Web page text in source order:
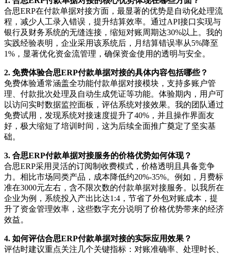
合思ERP在付款单据对接方面，最显著的优势是自动化处理流
程，减少人工录入错误，提升结算效率。通过API接口实现与
银行及财务系统的无缝连接，缩短对账周期达30%以上。我的
实践经验表明，企业采用该系统后，月结算错误率从5%降至
1%，显著优化资金流管理，确保资金使用的透明与安全。
2. 免费体验合思ERP付款单据对接的具体内容包括哪些？
免费体验通常涵盖全功能付款单据对接模块，支持多账户管
理、付款批次处理及自动生成凭证等功能。体验期内，用户可
以访问实时数据监控面板，评估系统对接效果。我的团队通过
免费试用，发现系统对接速度提升了40%，并且操作界面友
好，极大缩短了培训时间，这为后续全面推广奠定了坚实基
础。
3. 合思ERP付款单据对接服务的价格优势如何体现？
合思ERP采用灵活的订阅制收费模式，价格透明且具备竞争
力。相比市场同类产品，成本降低约20%-35%。例如，月费标
准在3000元左右，含不限次数的付款单据对接服务。以我所在
企业为例，系统投入产出比达1:4，节省了外包对账成本，提
升了资金管理效率，这些数字充分说明了价格优势带来的经济
效益。
4. 如何评估合思ERP付款单据对接的实际应用效果？
评估时建议重点关注几个关键指标：对账准确率、处理时长、